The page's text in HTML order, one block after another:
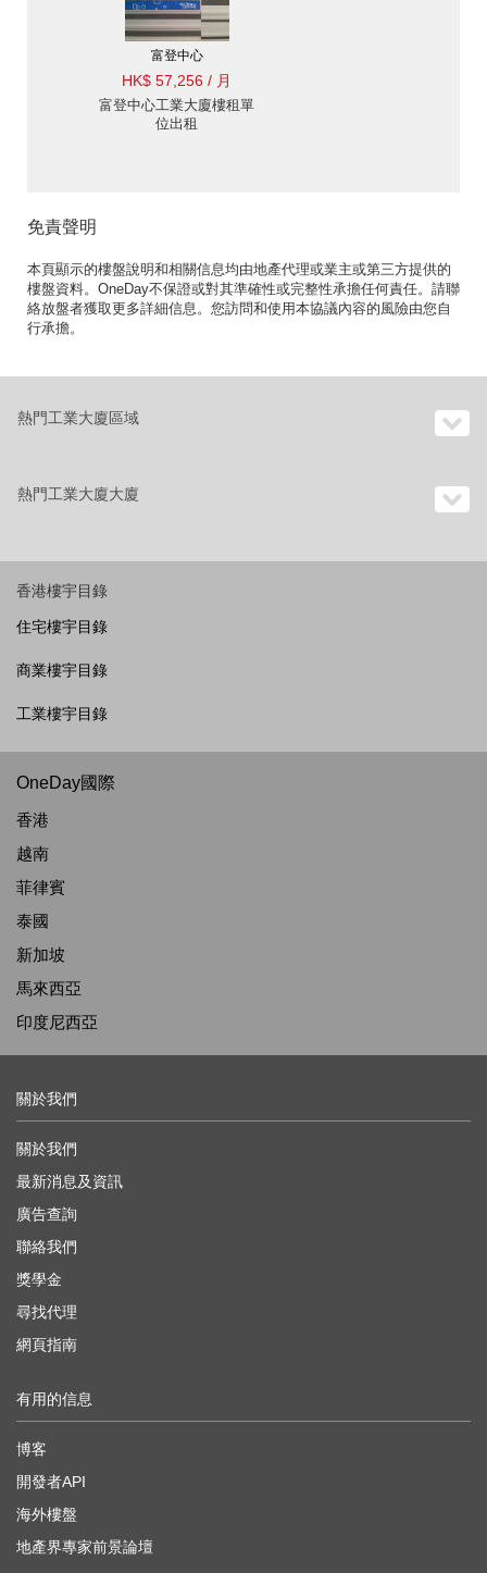
富登中心
HK$ 57,256 / 月
富登中心工業大廈樓租單
位出租
免責聲明
本頁顯示的樓盤說明和相關信息均由地產代理或業主或第三方提供的
樓盤資料。OneDay不保證或對其準確性或完整性承擔任何責任。請聯
絡放盤者獲取更多詳細信息。您訪問和使用本協議內容的風險由您自
行承擔。
熱門工業大廈區域
熱門工業大廈大廈
香港樓宇目錄
住宅樓宇目錄
商業樓宇目錄
工業樓宇目錄
OneDay國際
香港
越南
菲律賓
泰國
新加坡
馬來西亞
印度尼西亞
關於我們
關於我們
最新消息及資訊
廣告查詢
聯絡我們
獎學金
尋找代理
網頁指南
有用的信息
博客
開發者API
海外樓盤
地產界專家前景論壇